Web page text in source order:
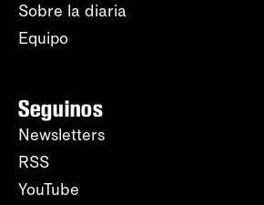
Sobre la diaria
Equipo
Seguinos
Newsletters
RSS
YouTube